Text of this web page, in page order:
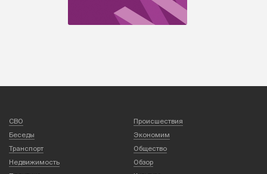
СВО
Происшествия
Беседы
Экономим
Транспорт
Общество
Недвижимость
Обзор